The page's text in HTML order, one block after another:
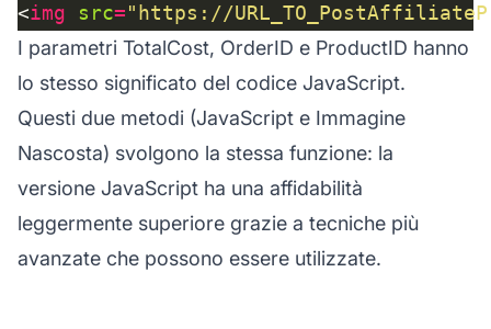
<img src="https://
I parametri TotalCost, OrderID e ProductID hanno
lo stesso significato del codice JavaScript.
Questi due metodi (JavaScript e Immagine
Nascosta) svolgono la stessa funzione: la
versione JavaScript ha una affidabilità
leggermente superiore grazie a tecniche più
avanzate che possono essere utilizzate.